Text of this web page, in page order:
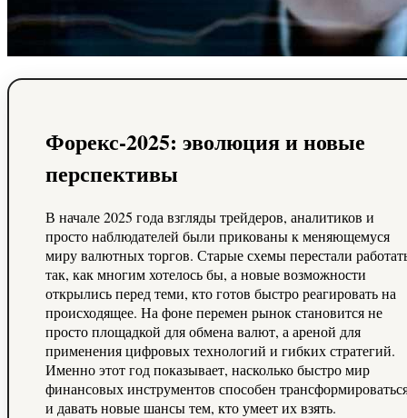
Форекс-2025: эволюция и новые
перспективы
В начале 2025 года взгляды трейдеров, аналитиков и
просто наблюдателей были прикованы к меняющемуся
миру валютных торгов. Старые схемы перестали
так, как многим хотелось бы, а новые возможности
открылись перед теми, кто готов быстро реагировать на
происходящее. На фоне перемен рынок становится не
просто площадкой для обмена валют, а ареной для
применения цифровых технологий и гибких стратегий.
Именно этот год показывает, насколько быстро мир
финансовых инструментов способен
и давать новые шансы тем, кто умеет их взять.